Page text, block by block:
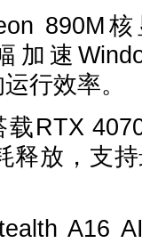
890M核
加速
行效率。
4070
释放，支
A16